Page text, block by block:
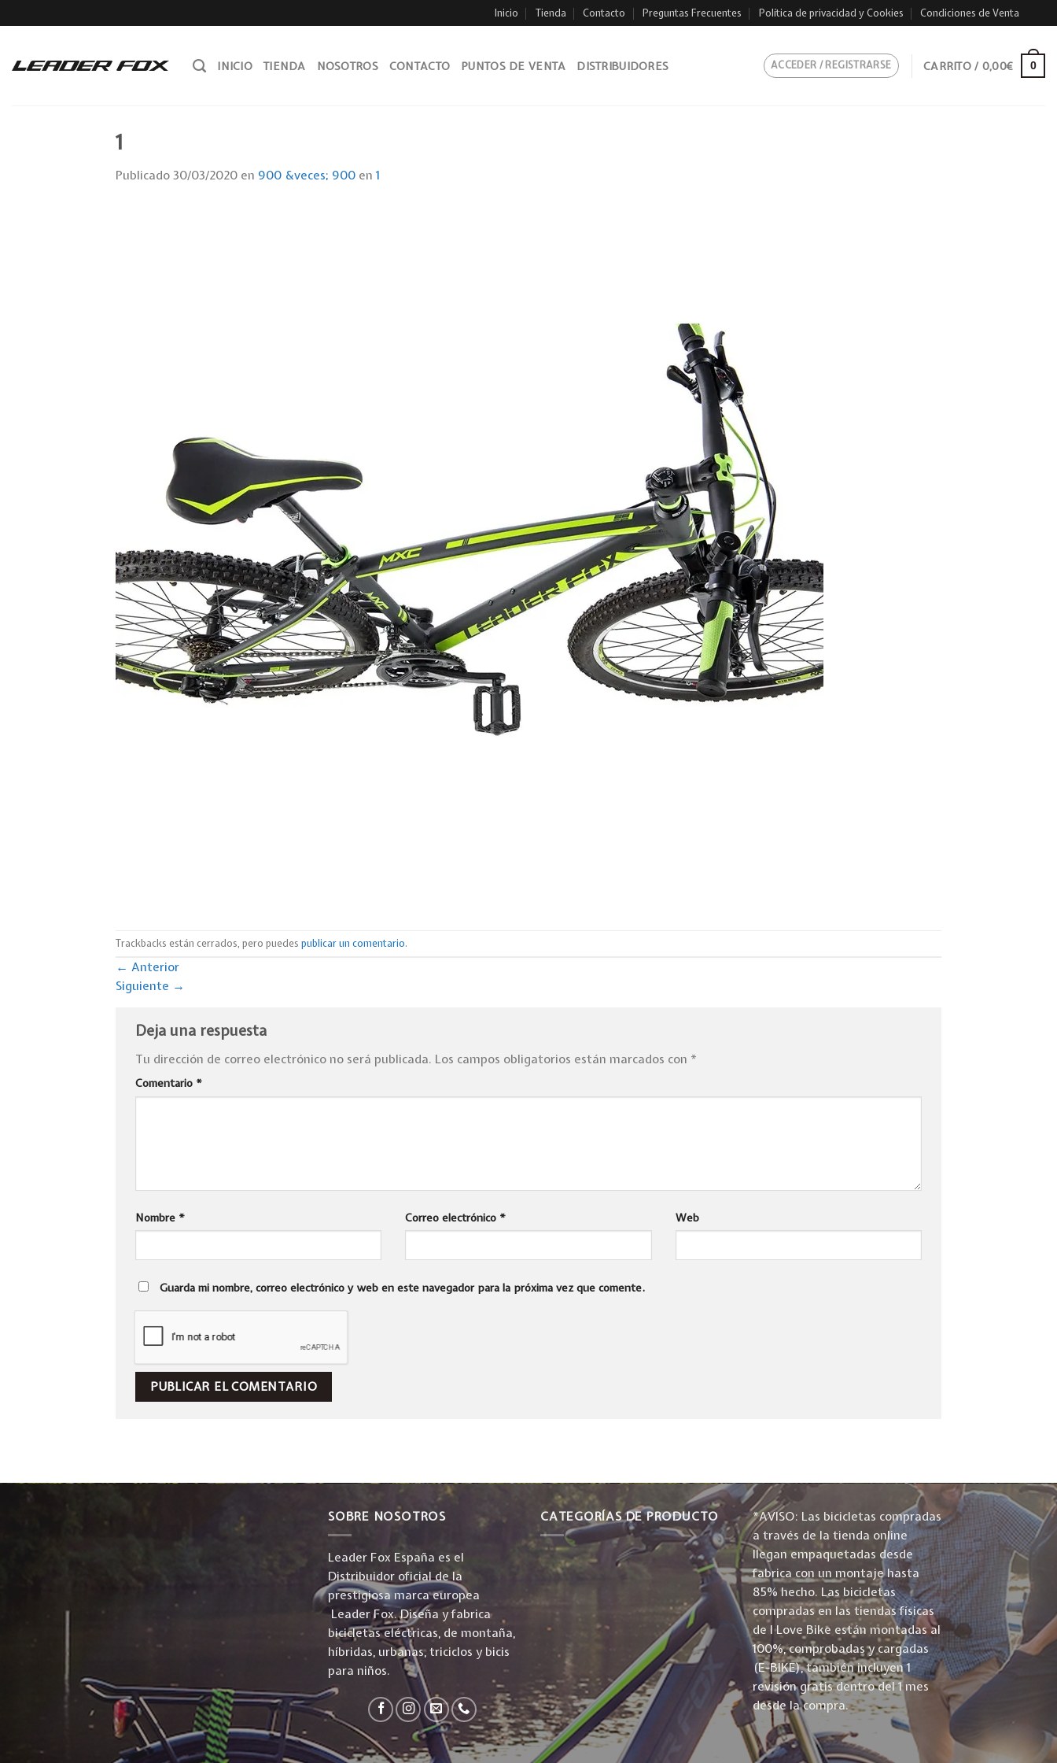
to
Inicio Tienda Contacto Preguntas Frecuentes Política de privacidad y Cookies Condiciones de Venta
INICIO TIENDA NOSOTROS CONTACTO PUNTOS DE VENTA DISTRIBUIDORES ACCEDER / REGISTRARSE CARRITO / 0,00€ 0
1
Publicado30/03/2020 en 900 &veces; 900 en 1
Trackbacks están cerrados, pero puedes publicar un comentario.
← Anterior
Siguiente →
Deja una respuesta
Tu dirección de correo electrónico no será publicada. Los campos obligatorios están marcados con *
Comentario *
Nombre * Correo electrónico * Web
Guarda mi nombre, correo electrónico y web en este navegador para la próxima vez que comente.
SOBRE NOSOTROS
Leader Fox España es el
Distribuidor oficial de la
prestigiosa marca europea
Leader Fox. Diseña y fabrica
bicicletas eléctricas, de montaña,
híbridas, urbanas, triciclos y bicis
para niños.
CATEGORÍAS DE PRODUCTO
*AVISO: Las bicicletas compradas
a través de la tienda online
llegan empaquetadas desde
fabrica con un montaje hasta
85% hecho. Las bicicletas
compradas en las tiendas físicas
de I Love Bike están montadas al
100%, comprobadas y cargadas
(E-BIKE), también incluyen 1
revisión gratis dentro del 1 mes
desde la compra.